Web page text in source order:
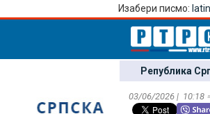
Изабери писмо:
Република
03/06/2026 | 10:18